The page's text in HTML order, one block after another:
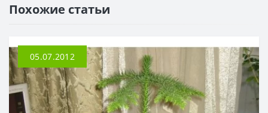
Похожие статьи
05.07.2012